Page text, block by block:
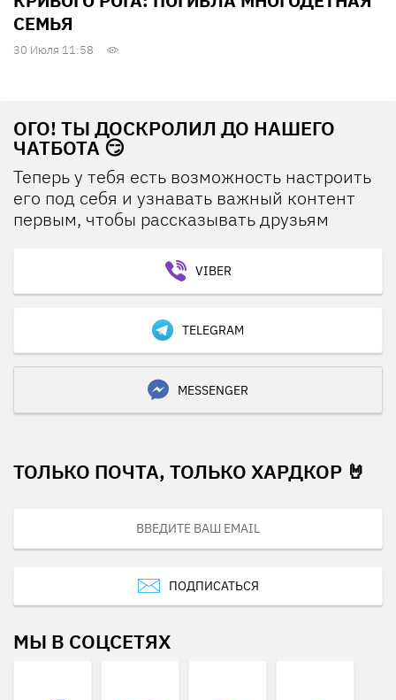
СЕМЬЯ
30 Июля 11:58
ОГО! ТЫ ДОСКРОЛИЛ ДО НАШЕГО
ЧАТБОТА 😏
Теперь у тебя есть возможность настроить
его под себя и узнавать важный контент
первым, чтобы рассказывать друзьям
VIBER
TELEGRAM
MESSENGER
ТОЛЬКО ПОЧТА, ТОЛЬКО ХАРДКОР 🤘
ПОДПИСАТЬСЯ
МЫ В СОЦСЕТЯХ